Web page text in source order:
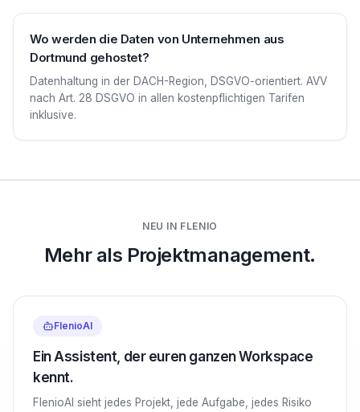
Wo werden die Daten von Unternehmen aus
Dortmund gehostet?
Datenhaltung in der DACH-Region, DSGVO-orientiert. AVV
nach Art. 28 DSGVO in allen kostenpflichtigen Tarifen
inklusive.
NEU IN FLENIO
Mehr als Projektmanagement.
FlenioAI
Ein Assistent, der euren ganzen Workspace
kennt.
FlenioAI sieht jedes Projekt, jede Aufgabe, jedes Risiko